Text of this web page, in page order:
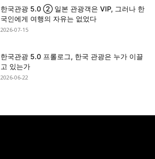
한국관광 5.0 ② 일본 관광객은 VIP, 그러나 한
국인에게 여행의 자유는 없었다
2026-07-15
한국관광 5.0 프롤로그, 한국 관광은 누가 이끌
고 있는가
2026-06-22